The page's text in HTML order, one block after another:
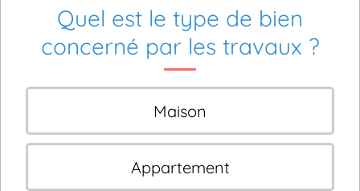
Quel est le type de bien
concerné par les travaux ?
Maison
Appartement